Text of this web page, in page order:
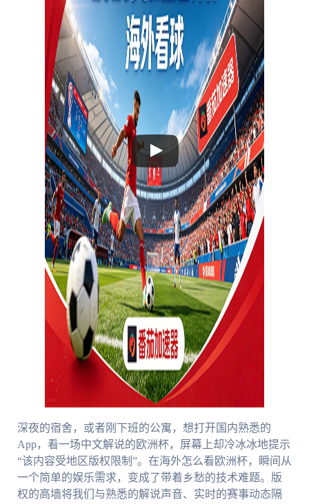
深夜的宿舍，或者刚下班的公寓，想打开国内熟悉的
App，看一场中文解说的欧洲杯，屏幕上却冷冰冰地提示
“该内容受地区版权限制”。在海外怎么看欧洲杯，瞬间从
一个简单的娱乐需求，变成了带着乡愁的技术难题。版
权的高墙将我们与熟悉的解说声音、实时的赛事动态隔